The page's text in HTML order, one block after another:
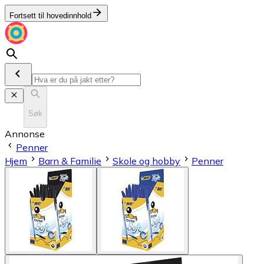
Fortsett til hovedinnhold
Søk
Annonse
Penner
Hjem
Barn & Familie Skole og hobby Penner